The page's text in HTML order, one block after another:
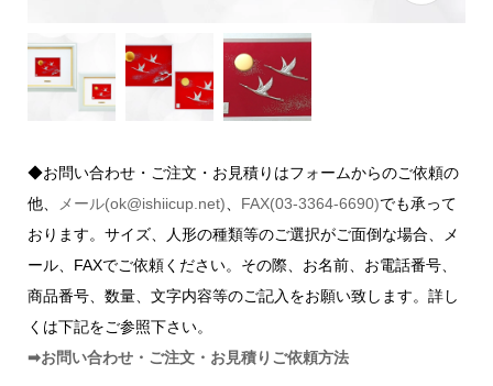
◆お問い合わせ・ご注文・お見積りはフォームからのご依頼の
他、
メール(ok@ishiicup.net) FAX(03-3364-6690)でも承って
おります。サイズ、人形の種類等のご選択がご面倒な場合、メ
ール、FAXでご依頼ください。その際、お名前、お電話番号、
商品番号、数量、文字内容等のご記入をお願い致します。詳し
くは下記をご参照下さい。
➡お問い合わせ・ご注文・お見積りご依頼方法